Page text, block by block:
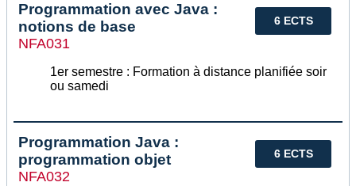
6 ECTS
Programmation avec Java :
notions de base
NFA031
1er semestre : Formation à distance planifiée soir
ou samedi
6 ECTS
Programmation Java :
programmation objet
NFA032